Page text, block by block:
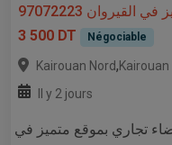
97072223
3 500 DT
Négociable
Kairouan Nord,Kairouan
Il y 2 jours